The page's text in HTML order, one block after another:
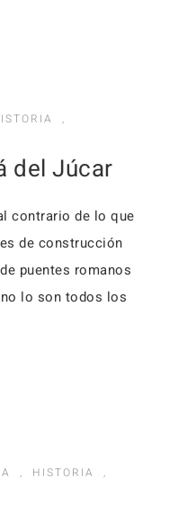
,
del Júcar
contrario de lo que
de construcción
puentes romanos
lo son todos los
, HISTORIA
,